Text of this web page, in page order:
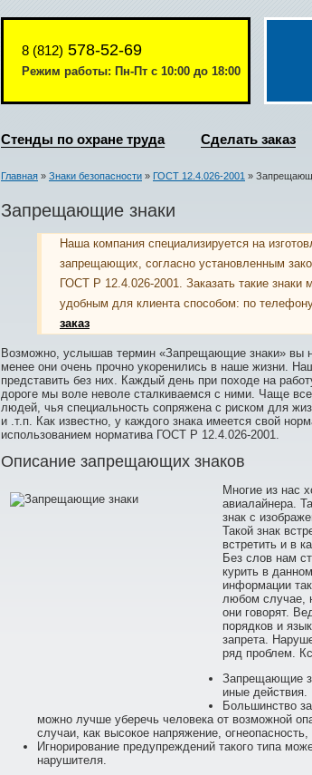
8 (812) 578-52-69
Режим работы: Пн-Пт с 10:00 до 18:00
Стенды по охране труда Сделать заказ
Главная » Знаки безопасности » ГОСТ 12.4.026-2001 »
Запрещающие знаки
Наша компания специализируется на
запрещающих, согласно установленным
ГОСТ Р 12.4.026-2001. Заказать такие
удобным для клиента способом: по
заказ
Возможно, услышав термин «Запрещающие знаки» вы
менее они очень прочно укоренились в наше жизни.
представить без них. Каждый день при походе на
дороге мы воле неволе сталкиваемся с ними. Чаще
людей, чья специальность сопряжена с риском для
и .т.п. Как известно, у каждого знака имеется свой
использованием норматива ГОСТ Р 12.4.026-2001.
Описание запрещающих знаков
Многие из нас
авиалайнера.
знак с
Такой знак
встретить и в
Без слов нам
курить в
информации
любом случае,
они говорят.
порядков и
запрета.
ряд проблем.
Запрещающие
иные действия.
Большинство
можно лучше уберечь человека от возможной
случаи, как высокое напряжение,
Игнорирование предупреждений такого типа
нарушителя.